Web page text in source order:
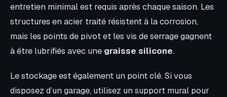
entretien minimal est requis après chaque saison. Les
structures en acier traité résistent à la corrosion,
mais les points de pivot et les vis de serrage gagnent
à être lubrifiés avec une graisse silicone.
Le stockage est également un point clé. Si vous
disposez d’un garage, utilisez un support mural pour